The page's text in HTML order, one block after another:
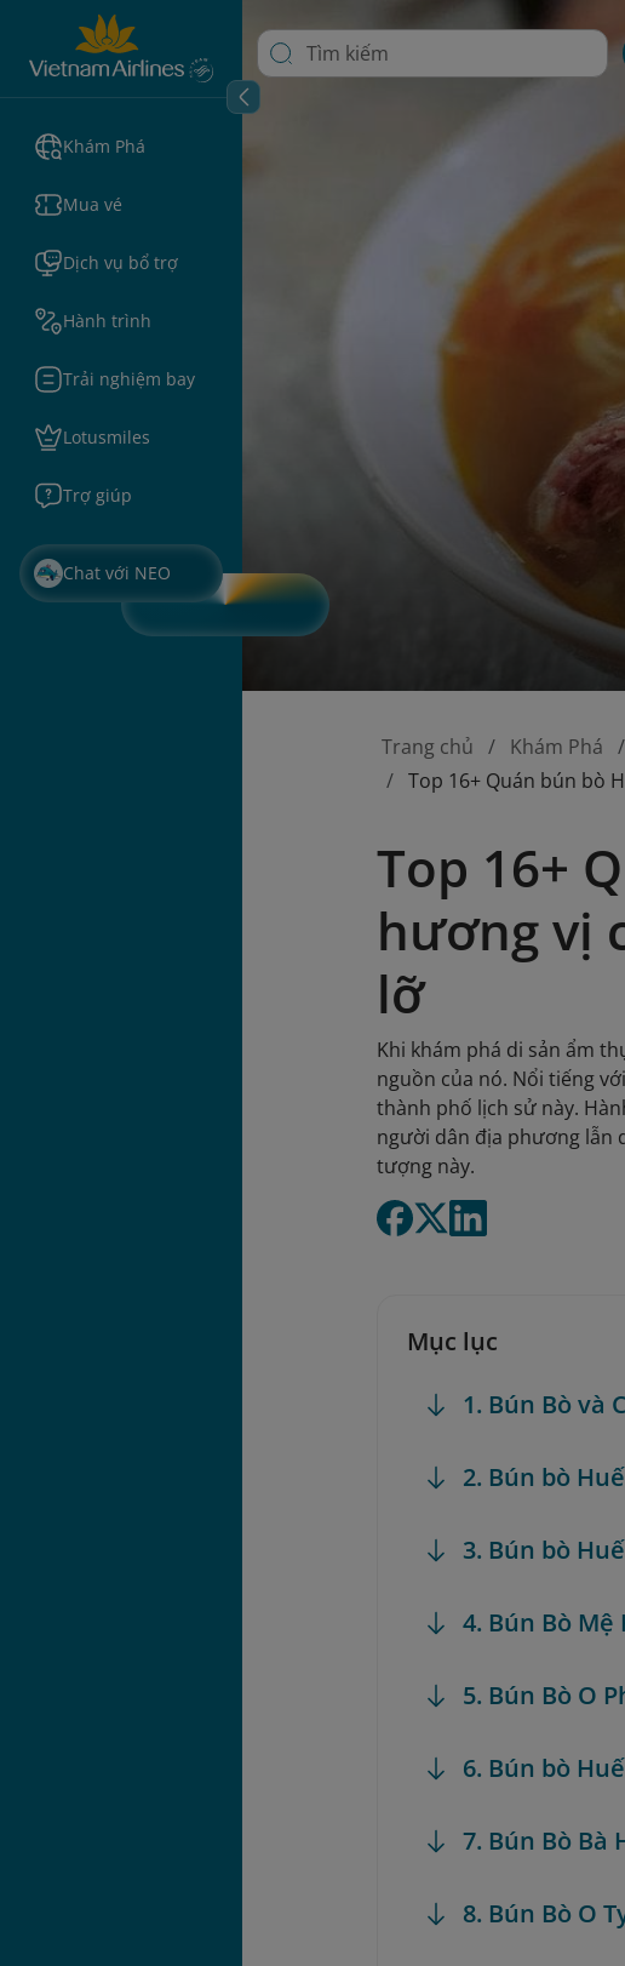
Khám Phá
Mua vé
Dịch vụ bổ trợ
Hành trình
Trải nghiệm bay
Lotusmiles
Trợ giúp
Chat với NEO
Trang chủ Khám Phá
Top 16+ Quán bún bò
Top 16+
hương vị
lỡ
Khi khám phá di sản ẩm
nguồn của nó. Nổi tiếng
thành phố lịch sử này.
người dân địa phương lẫn
tượng này.
Mục lục
1. Bún Bò và
2. Bún bò
3. Bún bò
4. Bún Bò Mệ
5. Bún Bò O
6. Bún bò
7. Bún Bò Bà
8. Bún Bò O